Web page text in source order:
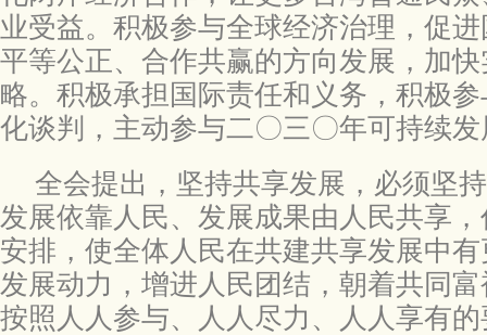
业受益。积极参与全球经济治理，促
平等公正、合作共赢的方向发展，加
略。积极承担国际责任和义务，积极
化谈判，主动参与二〇三〇年可持续
全会提出，坚持共享发展，必须坚
发展依靠人民、发展成果由人民共享
安排，使全体人民在共建共享发展中
发展动力，增进人民团结，朝着共同
按照人人参与、人人尽力、人人享有